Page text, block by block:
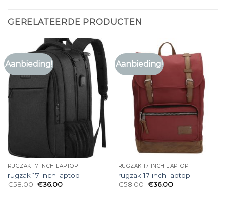
GERELATEERDE PRODUCTEN
Aanbieding!
RUGZAK 17 INCH LAPTOP
rugzak 17 inch laptop
€58.00 €36.00
Aanbieding!
RUGZAK 17 INCH LAPTOP
rugzak 17 inch laptop
€58.00 €36.00